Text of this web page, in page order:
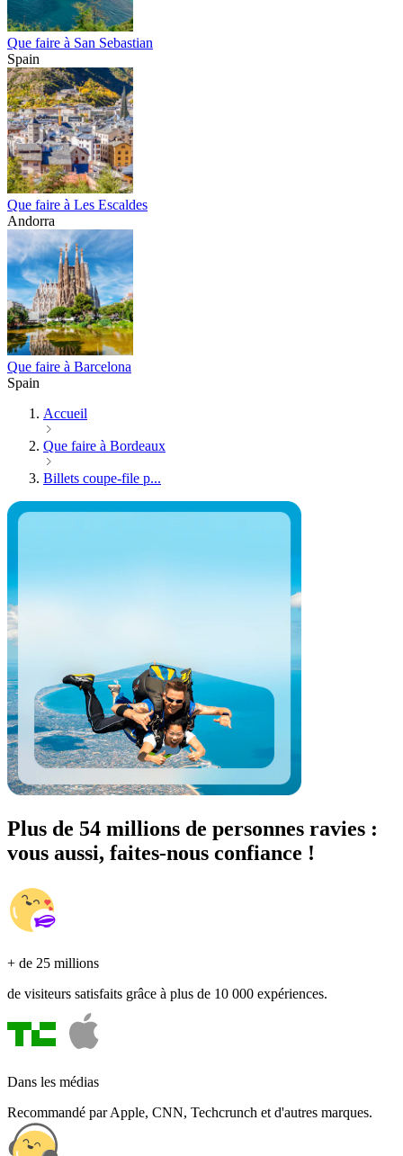
Que faire à San Sebastian
Spain
Que faire à Les Escaldes
Andorra
Que faire à Barcelona
Spain
Accueil
Que faire à Bordeaux
Billets coupe-file p...
Plus de 54 millions de personnes ravies :
vous aussi, faites-nous confiance !
+ de 25 millions
de visiteurs satisfaits grâce à plus de 10 000 expériences.
Dans les médias
Recommandé par Apple, CNN, Techcrunch et d'autres marques.